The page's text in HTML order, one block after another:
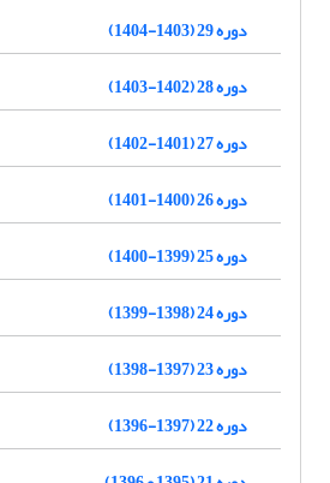
دوره 29 (1403-1404)
دوره 28 (1402-1403)
دوره 27 (1401-1402)
دوره 26 (1400-1401)
دوره 25 (1399-1400)
دوره 24 (1398-1399)
دوره 23 (1397-1398)
دوره 22 (1397-1396)